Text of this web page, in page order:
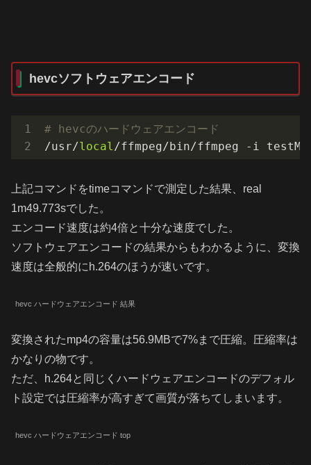
hevcソフトウェアエンコード
# hevcのハードウェアエンコード
/usr/local /ffmpeg/bin/ffmpeg -i
上記コマンドをtimeコマンドで測定した結果、real
1m49.773sでした。
エンコード速度は約4倍と十分な速度でした。
ソフトウェアエンコードの結果からもわかるように、変換
速度は全般的にh.264のほうが速いです。
hevc ハードウェアエンコード 結果
変換されたmp4の容量は56.9MBで7%まで圧縮。圧縮率は
かなりの物です。
ただ、h.264と同じくハードウェアエンコードのデフォル
ト設定では圧縮率が高すぎて画質が落ちてしまいます。
hevc ハードウェアエンコード top